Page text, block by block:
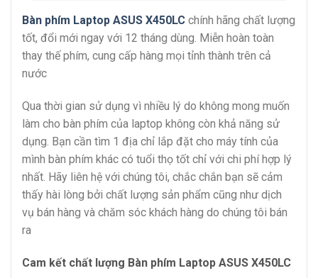
Bàn phím Laptop ASUS X450LC chính hãng chất lượng
tốt, đổi mới ngay với 12 tháng dùng. Miễn hoàn toàn
thay thế phím, cung cấp hàng mọi tỉnh thành trên cả
nước
Qua thời gian sử dụng vì nhiều lý do không mong muốn
làm cho bàn phím của laptop không còn khả năng sử
dụng. Bạn cần tìm 1 địa chỉ lắp đặt cho máy tính của
mình bàn phím khác có tuổi thọ tốt chỉ với chi phí hợp lý
nhất. Hãy liên hệ với chúng tôi, chắc chắn bạn sẽ cảm
thấy hài lòng bởi chất lượng sản phẩm cũng như dịch
vụ bán hàng và chăm sóc khách hàng do chúng tôi bán
ra
Cam kết chất lượng Bàn phím Laptop ASUS X450LC